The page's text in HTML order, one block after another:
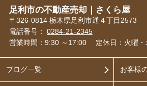
足利市の不動産売却｜さくら屋
〒326-0814 栃木県足利市通４丁目2573
電話番号： 0284-21-2345
営業時間：9:30 ～17:00
定休日：火曜
ブログ一覧 お客様